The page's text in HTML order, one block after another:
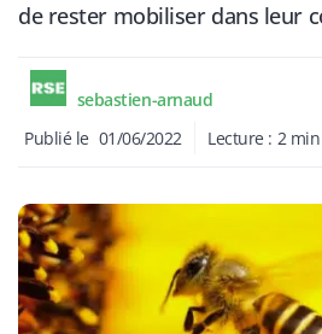
de rester mobiliser dans leur
sebastien-arnaud
Publié le 01/06/2022 Lecture : 2 min